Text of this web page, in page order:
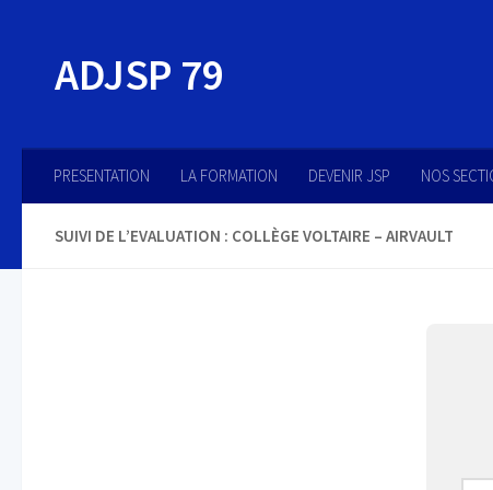
ADJSP 79
PRESENTATION LA FORMATION DEVENIR JSP NOS
SUIVI DE L’EVALUATION : COLLÈGE VOLTAIRE – AIRVAULT